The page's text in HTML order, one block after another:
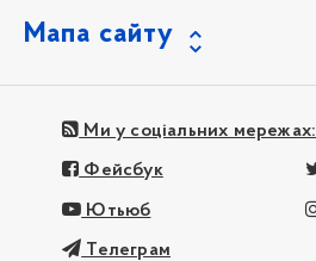
Мапа сайту
Ми у соціальних мережах:
Фейсбук
Ютьюб
Телеграм